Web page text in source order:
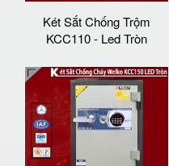
Két Sắt Chống Trộm
KCC110 - Led Tròn